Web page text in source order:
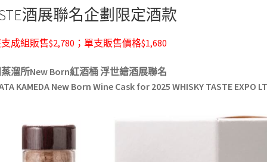
酒展聯名企劃限定酒款
成組販售$2,780；單支販售價格$1,680
溜所New Born紅酒桶 浮世繪酒展聯名
KAMEDA New Born Wine Cask for 2025 WHISKY TASTE EXPO